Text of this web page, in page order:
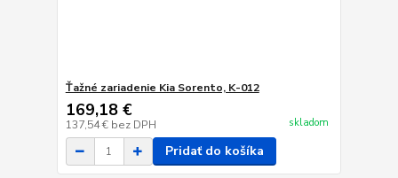
Ťažné zariadenie Kia Sorento, K-012
169,18 €
137,54 € bez DPH skladom
Pridať do košíka